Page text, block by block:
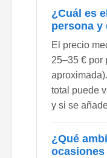
¿Cuál es
persona y
El precio
25–35 € por
total puede
y si se
¿Qué
ocasiones